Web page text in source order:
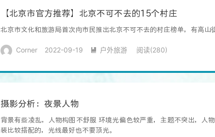
【北京市官方推荐】北京不可不去的15个村庄
北京市文化和旅游局首次向市民推出北京不可不去的村庄榜单，有高
Corner 2022-09-19  户外旅游 阅读(280)
摄影分析：夜景人物
背景有些凌乱，人物构图不舒服 环境光偏色较严重，主题不突出，人
装比较搭配的，光线最好也不要顶光。